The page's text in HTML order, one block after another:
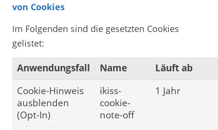
von Cookies
Im Folgenden sind die gesetzten Cookies
gelistet:
Anwendungsfall Name
Läuft ab
Cookie-Hinweis
ausblenden
(Opt-In)
ikiss-
cookie-
note-off
1 Jahr